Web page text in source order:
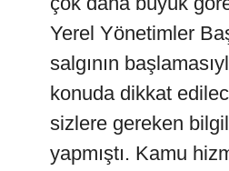
Yerel Yönetimler
salgının
konuda dikkat
sizlere gereken
yapmıştı. Kamu